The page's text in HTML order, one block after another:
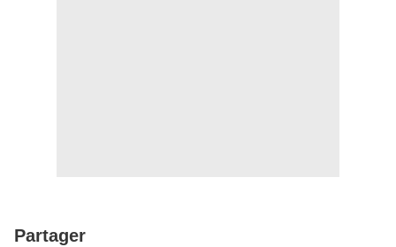
Partager